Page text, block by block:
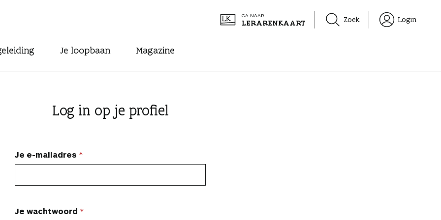
GA NAAR
LERARENKAART Zoek Login
Je loopbaan Magazine
Log in op je profiel
Je e-mailadres
Je wachtwoord